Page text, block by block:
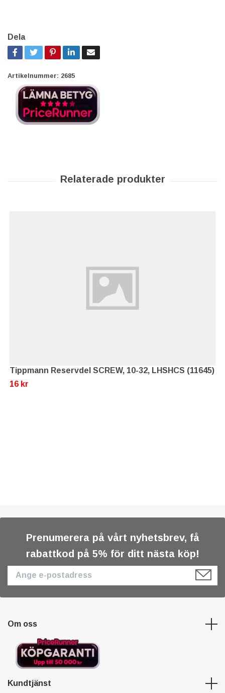
Dela
Artikelnummer: 2685
Tippmann Reservdel SCREW, 10-32, LHSHCS (11645)
16 kr
Prenumerera på vårt nyhetsbrev, få
rabattkod på 5% för ditt nästa köp!
Om oss
Kundtjänst